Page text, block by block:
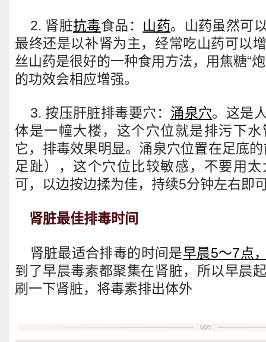
2. 肾脏抗毒食品： 山药。山药虽然可
最终还是以补肾为主，经常吃山药可以
丝山药是很好的一种食用方法，用焦糖“
的功效会相应增强。
3. 按压肝脏排毒要穴： 涌泉穴。这是
体是一幢大楼，这个穴位就是排污下
它，排毒效果明显。涌泉穴位置在足底
足趾），这个穴位比较敏感，不要用
可，以边按边揉为佳，持续5分钟左右即
肾脏最佳排毒时间
肾脏最适合排毒的时间是早晨5～7点
到了早晨毒素都聚集在肾脏，所以早晨
刷一下肾脏，将毒素排出体外